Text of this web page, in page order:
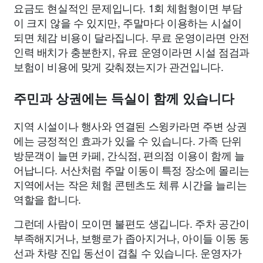
요금도 현실적인 문제입니다. 1회 체험형이면 부담
이 크지 않을 수 있지만, 주말마다 이용하는 시설이
되면 체감 비용이 달라집니다. 무료 운영이라면 안전
인력 배치가 충분한지, 유료 운영이라면 시설 점검과
보험이 비용에 맞게 갖춰졌는지가 관건입니다.
주민과 상권에는 득실이 함께 있습니다
지역 시설이나 행사와 연결된 스윙카라면 주변 상권
에는 긍정적인 효과가 있을 수 있습니다. 가족 단위
방문객이 늘면 카페, 간식점, 편의점 이용이 함께 늘
어납니다. 서산처럼 주말 이동이 특정 장소에 몰리는
지역에서는 작은 체험 콘텐츠도 체류 시간을 늘리는
역할을 합니다.
그런데 사람이 모이면 불편도 생깁니다. 주차 공간이
부족해지거나, 보행로가 좁아지거나, 아이들 이동 동
선과 차량 진입 동선이 겹칠 수 있습니다. 운영자가